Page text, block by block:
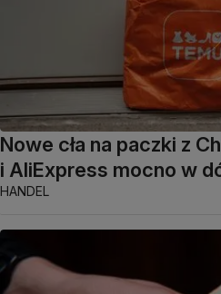
Nowe cła na paczki z
i AliExpress mocno w
HANDEL